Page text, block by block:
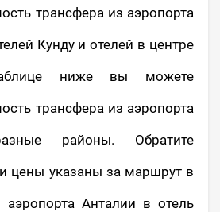
трансфера из аэропорта
Кунду и отелей в центре
ниже вы можете
трансфера из аэропорта
районы. Обратите
цены указаны за маршрут в
аэропорта Анталии в отель